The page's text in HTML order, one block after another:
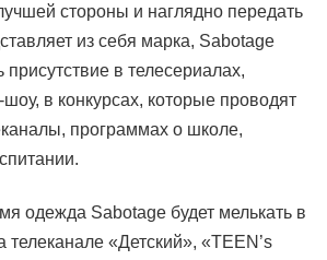
стороны и наглядно передать
из себя марка, Sabotage
в телесериалах,
в конкурсах, которые проводят
программах о школе,
одежда Sabotage будет мелькать в
телеканале «Детский», «TEEN’s